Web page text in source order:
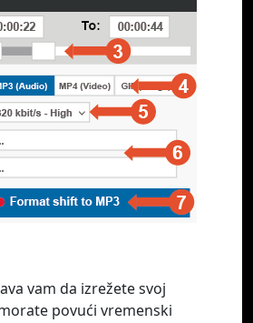
vam da izrežete svoj
povući vremenski